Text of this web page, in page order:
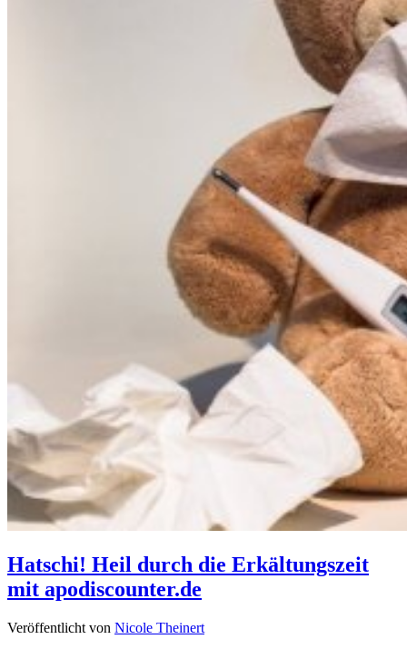
Hatschi! Heil durch die Erkältungszeit
mit apodiscounter.de
Veröffentlicht von Nicole Theinert